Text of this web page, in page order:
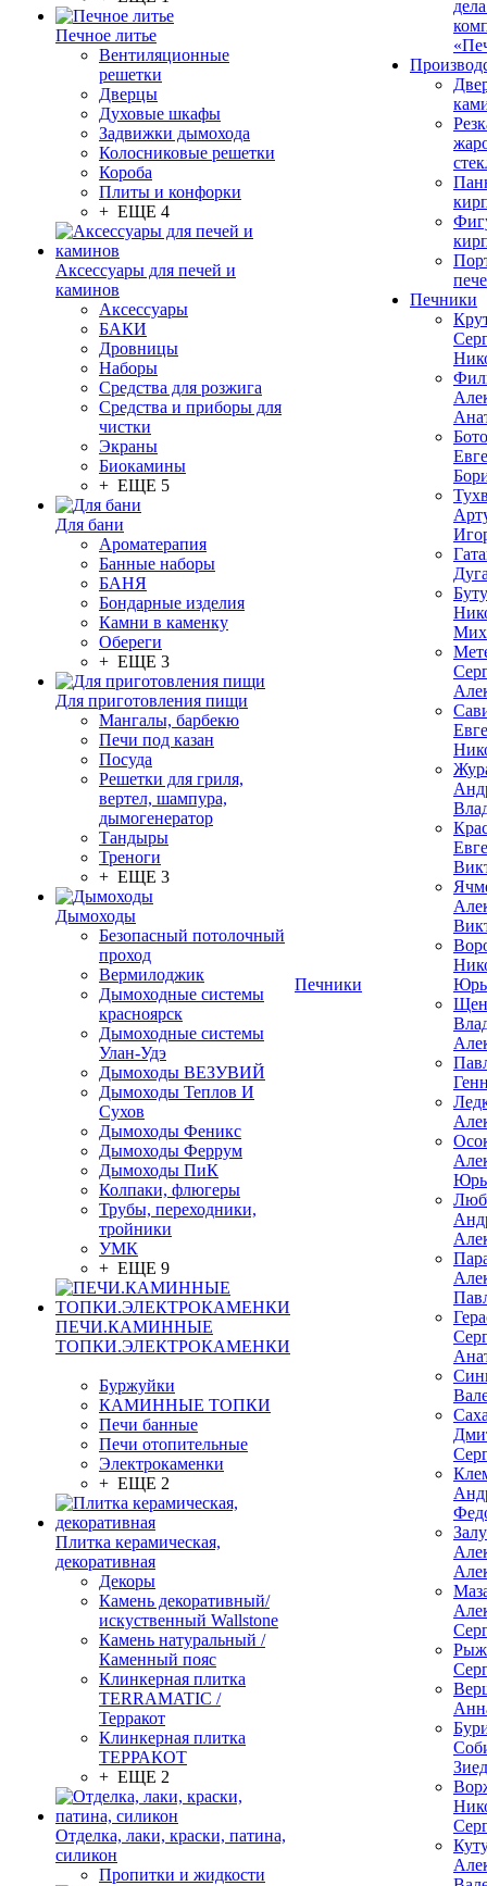
Печное литье
Вентиляционные
решетки
Дверцы
Духовые шкафы
Задвижки дымохода
Колосниковые решетки
Короба
Плиты и конфорки
+ ЕЩЕ 4
Аксессуары для печей и
каминов
Аксессуары
БАКИ
Дровницы
Наборы
Средства для розжига
Средства и приборы для
чистки
Экраны
Биокамины
+ ЕЩЕ 5
Для бани
Ароматерапия
Банные наборы
БАНЯ
Бондарные изделия
Камни в каменку
Обереги
+ ЕЩЕ 3
Для приготовления пищи
Мангалы, барбекю
Печи под казан
Посуда
Решетки для гриля,
вертел, шампура,
дымогенератор
Тандыры
Треноги
+ ЕЩЕ 3
Дымоходы
Безопасный потолочный
проход
Вермилоджик
Дымоходные системы
красноярск
Дымоходные системы
Улан-Удэ
Дымоходы ВЕЗУВИЙ
Дымоходы Теплов И
Сухов
Дымоходы Феникс
Дымоходы Феррум
Дымоходы ПиК
Колпаки, флюгеры
Трубы, переходники,
тройники
УМК
+ ЕЩЕ 9
ПЕЧИ.КАМИННЫЕ
ТОПКИ.ЭЛЕКТРОКАМЕНКИ
Буржуйки
КАМИННЫЕ ТОПКИ
Печи банные
Печи отопительные
Электрокаменки
+ ЕЩЕ 2
Плитка керамическая,
декоративная
Декоры
Камень декоративный/
искуственный Wallstone
Камень натуральный /
Каменный пояс
Клинкерная плитка
TERRAMATIC /
Терракот
Клинкерная плитка
ТЕРРАКОТ
+ ЕЩЕ 2
Отделка, лаки, краски, патина,
силикон
Пропитки и жидкости
Печники
Печники